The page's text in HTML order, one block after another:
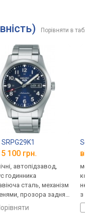
Порівняти в
100 грн.
автопідзавод,
годинника
сталь, механізм
прозора задня
ремінець: браслет
WR 100, Японія
порівняти